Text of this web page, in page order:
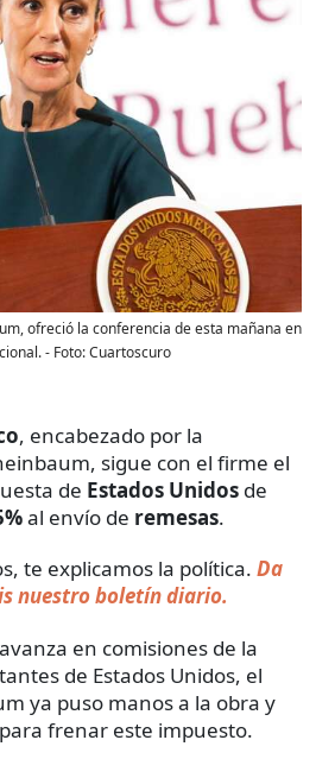
ofreció la conferencia de esta mañana en
- Foto:Cuartoscuro
, encabezado por la
sigue con el firme el
de Estados Unidos de
al envío de remesas.
te explicamos la política. Da
nuestro boletín diario.
en comisiones de la
de Estados Unidos, el
ya puso manos a la obra y
frenar este impuesto.